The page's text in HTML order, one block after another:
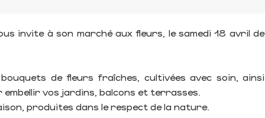
invite à son marché aux fleurs, le samedi 18 avril de
de fleurs fraîches, cultivées avec soin, ainsi
embellir vos jardins, balcons et terrasses.
produites dans le respect de la nature.